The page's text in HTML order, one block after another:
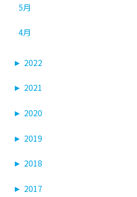
5月
4月
► 2022
► 2021
► 2020
► 2019
► 2018
► 2017